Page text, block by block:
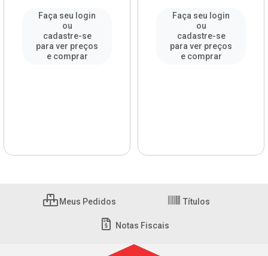
Faça seu login
ou
cadastre-se
para ver preços
e comprar
Faça seu login
ou
cadastre-se
para ver preços
e comprar
Meus Pedidos Títulos
Notas Fiscais